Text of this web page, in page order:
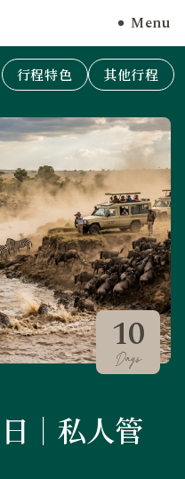
Menu
行程特色 其他行程
10
Days
│私人管